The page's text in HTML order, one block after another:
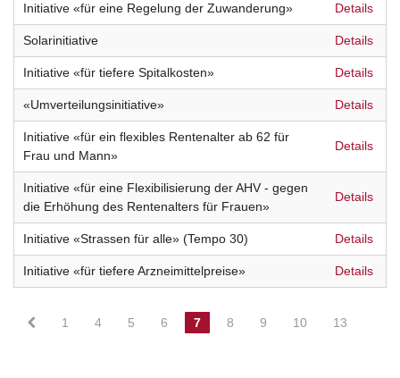
Initiative «für eine Regelung der Zuwanderung» Details
Solarinitiative Details
Initiative «für tiefere Spitalkosten» Details
«Umverteilungsinitiative» Details
Initiative «für ein flexibles Rentenalter ab 62 für
Frau und Mann»
Details
Initiative «für eine Flexibilisierung der AHV - gegen
die Erhöhung des Rentenalters für Frauen»
Details
Initiative «Strassen für alle» (Tempo 30) Details
Initiative «für tiefere Arzneimittelpreise» Details
1 4 5 6 7 8 9 10 13